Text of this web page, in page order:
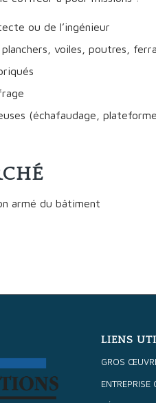
ou de l’ingénieur
voiles, poutres,
(échafaudage,
armé du bâtiment
LIENS
GROS
ENTREPRISE